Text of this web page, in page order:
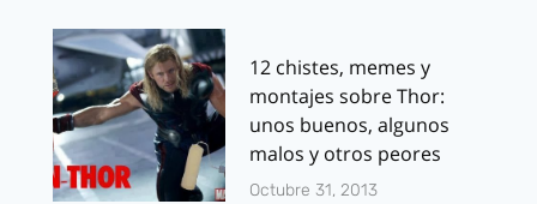
12 chistes, memes y
montajes sobre Thor:
unos buenos, algunos
malos y otros peores
Octubre 31, 2013